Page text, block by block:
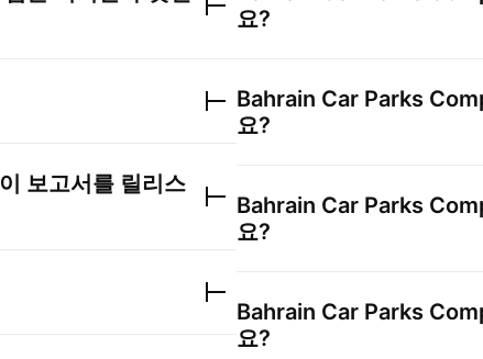
이 보고서를 릴리스
요?
Bahrain Car Parks
요?
Bahrain Car Parks
요?
Bahrain Car Parks
요?